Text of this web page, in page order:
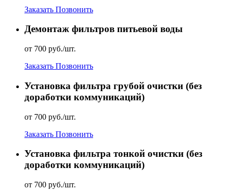
Заказать Позвонить
Демонтаж фильтров питьевой воды
от 700 руб./шт.
Заказать Позвонить
Установка фильтра грубой очистки (без
доработки коммуникаций)
от 700 руб./шт.
Заказать Позвонить
Установка фильтра тонкой очистки (без
доработки коммуникаций)
от 700 руб./шт.